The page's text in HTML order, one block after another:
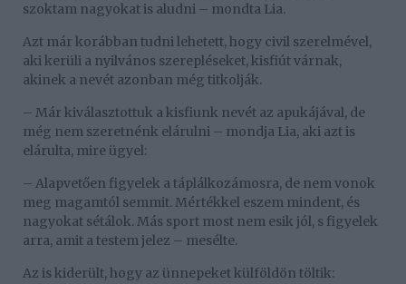
szoktam nagyokat is aludni – mondta Lia.
Azt már korábban tudni lehetett, hogy civil szerelmével,
aki kerüli a nyilvános szerepléseket, kisfiút várnak,
akinek a nevét azonban még titkolják.
– Már kiválasztottuk a kisfiunk nevét az apukájával, de
még nem szeretnénk elárulni – mondja Lia, aki azt is
elárulta, mire ügyel:
– Alapvetően figyelek a táplálkozámosra, de nem vonok
meg magamtól semmit. Mértékkel eszem mindent, és
nagyokat sétálok. Más sport most nem esik jól, s figyelek
arra, amit a testem jelez – mesélte.
Az is kiderült, hogy az ünnepeket külföldön töltik: